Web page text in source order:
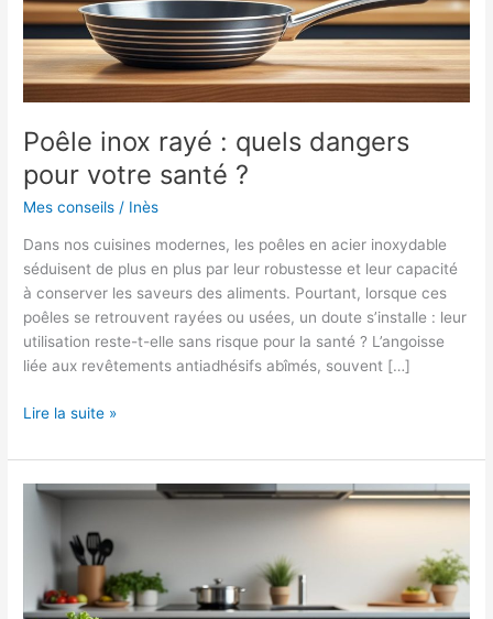
Poêle inox rayé : quels dangers
pour votre santé ?
Mes conseils / Inès
Dans nos cuisines modernes, les poêles en acier inoxydable
séduisent de plus en plus par leur robustesse et leur capacité
à conserver les saveurs des aliments. Pourtant, lorsque ces
poêles se retrouvent rayées ou usées, un doute s’installe : leur
utilisation reste-t-elle sans risque pour la santé ? L’angoisse
liée aux revêtements antiadhésifs abîmés, souvent […]
Poêle
rayé
:
quels
dangers
santé
Lire la suite »